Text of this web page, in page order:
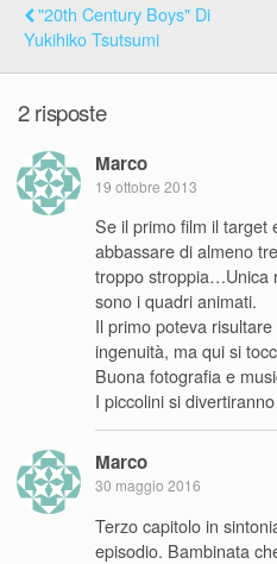
"20th Century Boys" Di
Yukihiko Tsutsumi
2 risposte
Marco
19 ottobre 2013
Se il primo film il target
abbassare di almeno
troppo stroppia…Unica
sono i quadri animati.
Il primo poteva
ingenuità, ma qui si
Buona fotografia e
I piccolini si
Marco
30 maggio 2016
Terzo capitolo in
episodio. Bambinata